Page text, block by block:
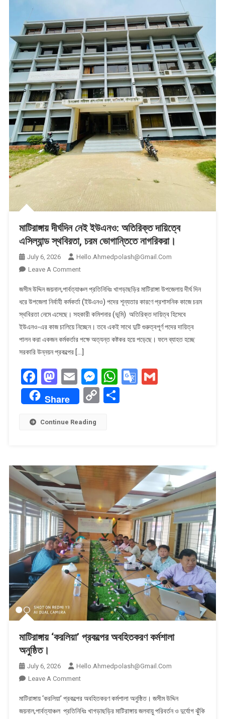
মাটিরাঙ্গায় দীর্ঘদিন নেই ইউএনও: অতিরিক্ত দায়িত্বে
এসিল্যান্ড স্থবিরতা, চরম ভোগান্তিতে নাগরিকরা।
July 6, 2026
Hello.ahmedpolash@gmail.com
Leave A CommentOn
দীর্ঘদিন
নেই
ইউএনও:
অতিরিক্ত
দায়িত্বে
এসিল্যান্ড
চরম
ভোগান্তিতে
নাগরিকরা।
জসীম উদ্দিন জয়নাল,পার্বত্যাঞ্চল প্রতিনিধিঃ খাগড়াছড়ির মাটিরাঙ্গা উপজেলায় দীর্ঘ দিন
ধরে উপজেলা নির্বাহী কর্মকর্তা (ইউএনও) পদের শূন্যতার কারণে প্রশাসনিক কাজে চরম
স্থবিরতা নেমে এসেছে। সহকারী কমিশনার (ভূমি) অতিরিক্ত দায়িত্ব হিসেবে
ইউএনও-এর কাজ চালিয়ে নিচ্ছেন। তবে একই সাথে দুটি গুরুত্বপূর্ণ পদের দায়িত্ব
পালন করা একজন কর্মকর্তার পক্ষে অত্যন্ত কষ্টকর হয়ে পড়েছে। ফলে ব্যাহত হচ্ছে
সরকারি উন্নয়ন প্রকল্পের […]
Facebook
Mastodon
EmailMessenger
WhatsApp
Google
Gmail
Share
CopyShare
Continue Reading
মাটিরাঙ্গায় ‘করলিয়া’ প্রকল্পের অবহিতকরণ কর্মশালা
অনুষ্ঠিত।
July 6, 2026
Hello.ahmedpolash@gmail.com
Leave A CommentOn
‘করলিয়া’
প্রকল্পের
মাটিরাঙ্গায় ‘করলিয়া’ প্রকল্পের অবহিতকরণ কর্মশালা অনুষ্ঠিত। ​জসীম উদ্দিন
জয়নাল,পার্বত্যাঞ্চল প্রতিনিধিঃ খাগড়াছড়ির মাটিরাঙ্গায় জলবায়ু পরিবর্তন ও দুর্যোগ ঝুঁকি